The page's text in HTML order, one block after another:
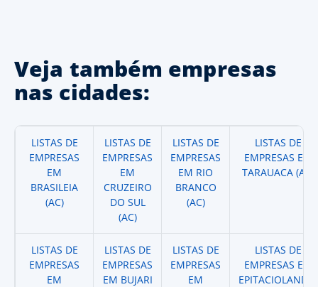
Veja também empresas
nas cidades:
LISTAS DE
EMPRESAS
EM
BRASILEIA
(AC)
LISTAS DE
EMPRESAS
EM
CRUZEIRO
DO SUL
(AC)
LISTAS DE
EMPRESAS
EM RIO
BRANCO
(AC)
LISTAS DE
EMPRESAS EM
TARAUACA (AC)
LISTAS DE
EMPRESAS
EM
LISTAS DE
EMPRESAS
EM BUJARI
LISTAS DE
EMPRESAS
EM
LISTAS DE
EMPRESAS EM
EPITACIOLANDIA